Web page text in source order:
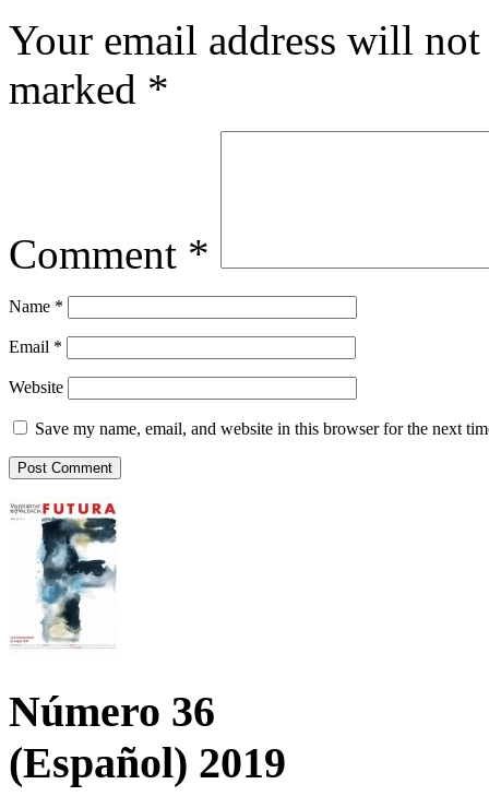
Your email address will
marked *
Comment *
Name *
Email *
Website
Save my name, email, and website in this browser for the next
Número 36
(Español) 2019